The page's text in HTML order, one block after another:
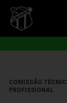
COMISSÃO
PROFISSIONAL